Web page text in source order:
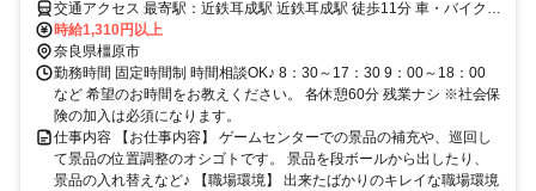
交通アクセス 最寄駅：近鉄耳成駅 近鉄耳成駅 徒歩11分 車・バイク通
勤もOK 桜井市、天理市、磯城郡田原本町・大和高田市・高市郡高取
町、吉野郡大淀町からもアクセス良好です☆
時給1,310円以上
奈良県橿原市
勤務時間 固定時間制 時間相談OK♪ 8：30～17：30 9：00～18：00
など 希望のお時間をお教えください。 各休憩60分 残業ナシ ※社会保
険の加入は必須になります。
仕事内容 【お仕事内容】 ゲームセンターでの景品の補充や、巡回し
て景品の位置調整のオシゴトです。 景品を段ボールから出したり、
景品の入れ替えなど♪ 【職場環境】 出来たばかりのキレイな職場環境